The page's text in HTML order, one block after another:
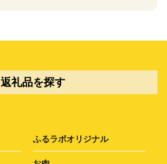
返礼品を探す
ふるラボオリジナル